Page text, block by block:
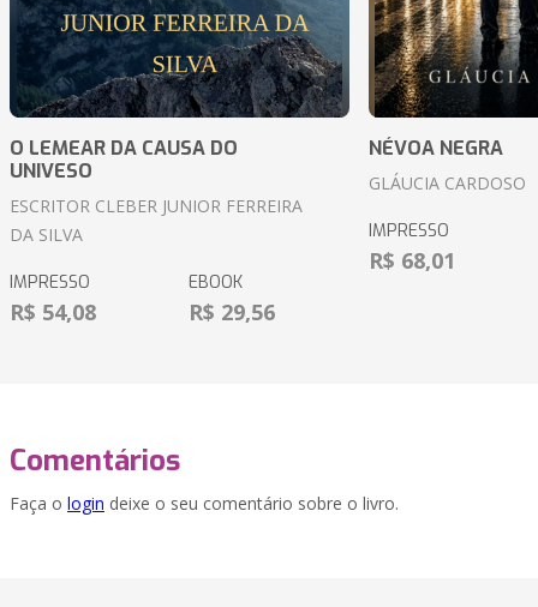
O LEMEAR DA CAUSA DO
UNIVESO
ESCRITOR CLEBER JUNIOR FERREIRA
DA SILVA
IMPRESSO
R$ 54,08
EBOOK
R$ 29,56
NÉVOA NEGRA
GLÁUCIA CARDOSO
IMPRESSO
R$ 68,01
Comentários
Faça o login deixe o seu comentário sobre o livro.